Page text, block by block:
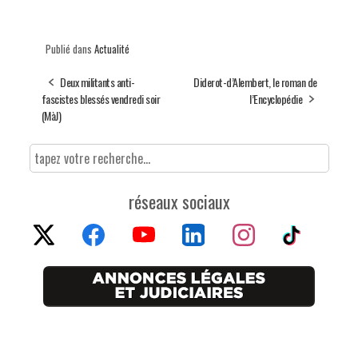
Publié dans Actualité
Deux militants anti-
fascistes blessés vendredi soir
(MàJ)
Diderot-d’Alembert, le roman de
l’Encyclopédie
réseaux sociaux